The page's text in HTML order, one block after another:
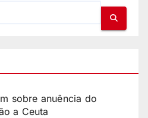
sobre anuência do
a Ceuta